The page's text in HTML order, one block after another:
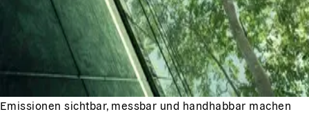
Emissionen sichtbar, messbar und handhabbar machen